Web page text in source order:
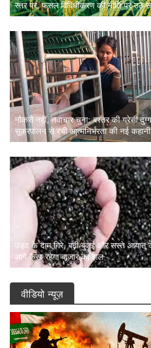
स्तर पर, फसल विविधीकरण की नीति पर उठे
नौकरी नहीं, नवाचार चुना: बस्तर की ग्रेसी
सूकरपालन से रची आत्मनिर्भरता की नई कहानी
उड़द के दाम गिरे, बढ़ी बुवाई और सस्ते आयात
आगे कैसा रहेगा बाजार का हाल
वीडियो न्यूज़